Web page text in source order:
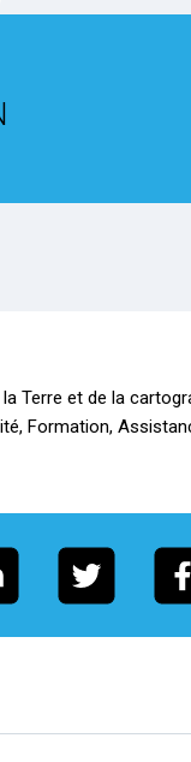
Terre et de la
Formation,